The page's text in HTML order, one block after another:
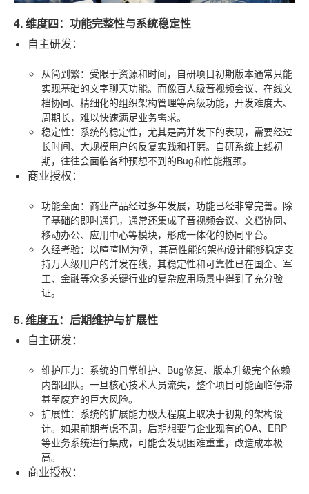
4. 维度四：功能完整性与系统稳定性
自主研发 ：
从简到繁：受限于资源和时间，自研项目初期版本通常只能
实现基础的文字聊天功能。而像百人级音视频会议、在线文
档协同、精细化的组织架构管理等高级功能，开发难度大、
周期长，难以快速满足业务需求。
稳定性：系统的稳定性，尤其是高并发下的表现，需要经过
长时间、大规模用户的反复实践和打磨。自研系统上线初
期，往往会面临各种预想不到的Bug和性能瓶颈。
商业授权 ：
功能全面：商业产品经过多年发展，功能已经非常完善。除
了基础的即时通讯，通常还集成了音视频会议、文档协同、
移动办公、应用中心等模块，形成一体化的协同平台。
久经考验：以喧喧IM为例，其高性能的架构设计能够稳定支
持万人级用户的并发在线，其稳定性和可靠性已在国企、军
工、金融等众多关键行业的复杂应用场景中得到了充分验
证。
5. 维度五：后期维护与扩展性
自主研发 ：
维护压力：系统的日常维护、Bug修复、版本升级完全依赖
内部团队。一旦核心技术人员流失，整个项目可能面临停滞
甚至废弃的巨大风险。
扩展性：系统的扩展能力极大程度上取决于初期的架构设
计。如果前期考虑不周，后期想要与企业现有的OA、ERP
等业务系统进行集成，可能会发现困难重重，改造成本极
高。
商业授权 ：